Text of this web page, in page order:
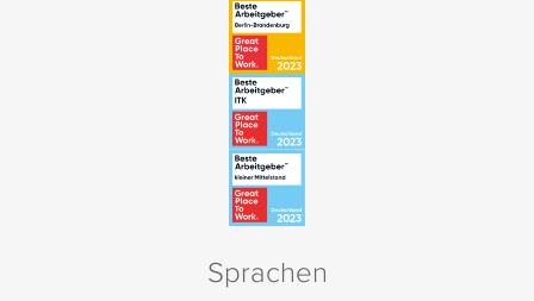
Sprachen